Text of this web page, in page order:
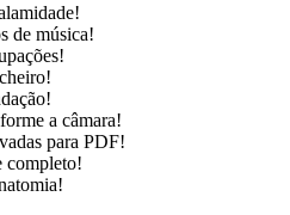
de música!
a câmara!
para PDF!
completo!